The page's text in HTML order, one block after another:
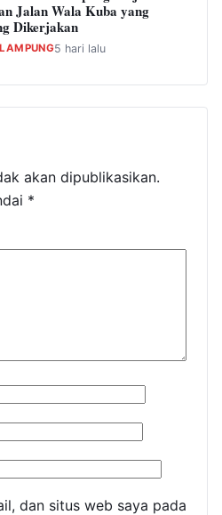
Jalan Wala Kuba yang
Dikerjakan
5 hari lalu
akan dipublikasikan.
*
dan situs web saya pada